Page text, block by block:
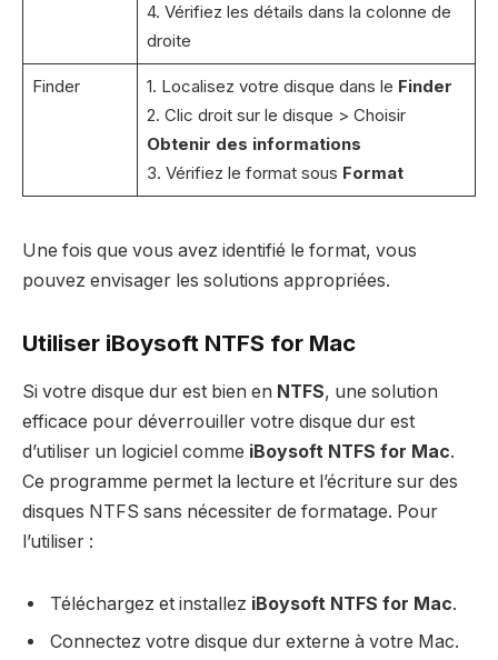
4. Vérifiez les détails dans la colonne de
droite
Finder 1. Localisez votre disque dans le Finder
2. Clic droit sur le disque > Choisir
Obtenir des informations
3. Vérifiez le format sous Format
Une fois que vous avez identifié le format, vous
pouvez envisager les solutions appropriées.
Utiliser iBoysoft NTFS for Mac
Si votre disque dur est bien en NTFS, une solution
efficace pour déverrouiller votre disque dur est
d’utiliser un logiciel comme iBoysoft NTFS for Mac.
Ce programme permet la lecture et l’écriture sur des
disques NTFS sans nécessiter de formatage. Pour
l’utiliser :
Téléchargez et installez iBoysoft NTFS for Mac.
Connectez votre disque dur externe à votre Mac.